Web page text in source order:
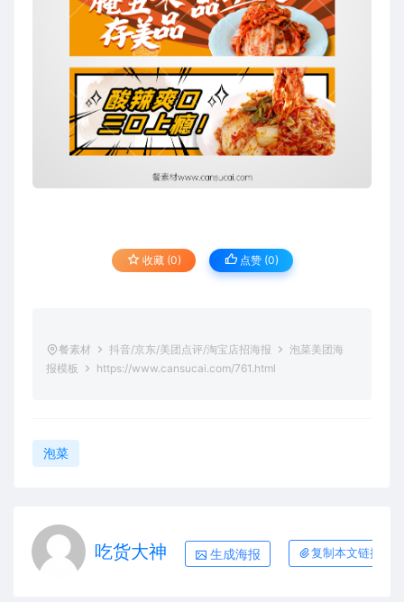
收藏 (0) 点赞 (0)
餐素材 抖音/京东/美团点评/淘宝店招海报
泡菜美团海
报模板
https://www.cansucai.com/761.html
泡菜
吃货大神 生成海报 复制本文链接